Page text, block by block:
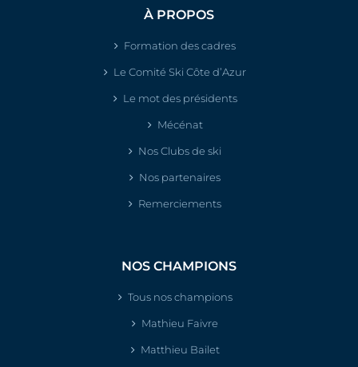
À PROPOS
Formation des cadres
Le Comité Ski Côte d’Azur
Le mot des présidents
Mécénat
Nos Clubs de ski
Nos partenaires
Remerciements
NOS CHAMPIONS
Tous nos champions
Mathieu Faivre
Matthieu Bailet